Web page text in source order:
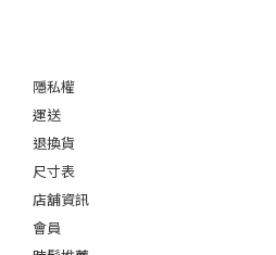
隱私權
運送
退換貨
尺寸表
店舖資訊
會員